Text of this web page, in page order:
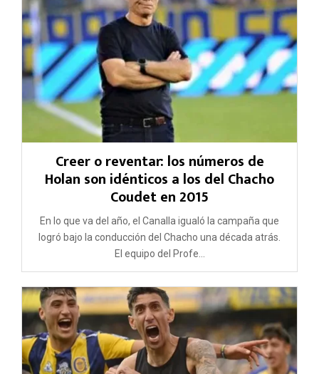
Creer o reventar: los números de
Holan son idénticos a los del Chacho
Coudet en 2015
En lo que va del año, el Canalla igualó la campaña que
logró bajo la conducción del Chacho una década atrás.
El equipo del Profe...